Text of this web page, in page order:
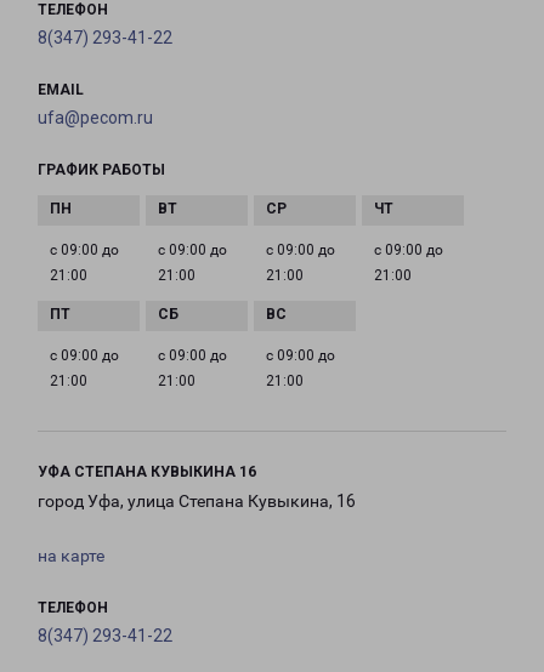
ТЕЛЕФОН
8(347) 293-41-22
EMAIL
ufa@pecom.ru
ГРАФИК РАБОТЫ
с 09:00 до
21:00
с 09:00 до
21:00
с 09:00 до
21:00
с 09:00 до
21:00
с 09:00 до
21:00
с 09:00 до
21:00
с 09:00 до
21:00
УФА СТЕПАНА КУВЫКИНА 16
город Уфа, улица Степана Кувыкина, 16
на карте
ТЕЛЕФОН
8(347) 293-41-22